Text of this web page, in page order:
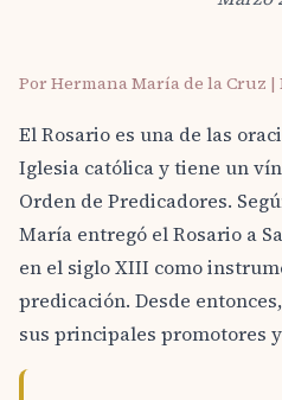
Por Hermana María de la Cruz
El Rosario es una de las
Iglesia católica y tiene un
Orden de Predicadores.
María entregó el Rosario a
en el siglo XIII como
predicación. Desde
sus principales promotores